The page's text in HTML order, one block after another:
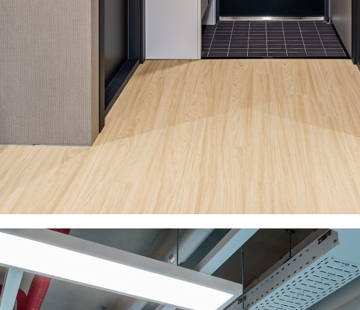
Projects
Retail Mixed-use
Contact
Location